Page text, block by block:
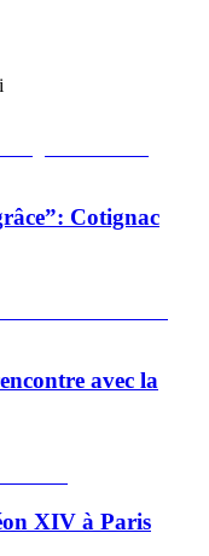
Cotignac
avec la
XIV à Paris